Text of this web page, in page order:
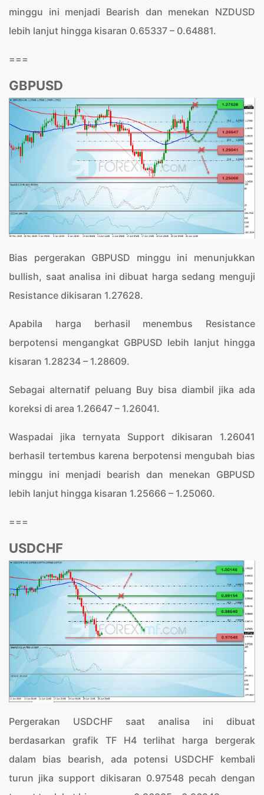
minggu ini menjadi Bearish dan menekan NZDUSD
lebih lanjut hingga kisaran 0.65337 – 0.64881.
===
GBPUSD
Bias pergerakan GBPUSD minggu ini menunjukkan
bullish, saat analisa ini dibuat harga sedang menguji
Resistance dikisaran 1.27628.
Apabila harga berhasil menembus Resistance
berpotensi mengangkat GBPUSD lebih lanjut hingga
kisaran 1.28234 – 1.28609.
Sebagai alternatif peluang Buy bisa diambil jika ada
koreksi di area 1.26647 – 1.26041.
Waspadai jika ternyata Support dikisaran 1.26041
berhasil tertembus karena berpotensi mengubah bias
minggu ini menjadi bearish dan menekan GBPUSD
lebih lanjut hingga kisaran 1.25666 – 1.25060.
===
USDCHF
Pergerakan USDCHF saat analisa ini dibuat
berdasarkan grafik TF H4 terlihat harga bergerak
dalam bias bearish, ada potensi USDCHF kembali
turun jika support dikisaran 0.97548 pecah dengan